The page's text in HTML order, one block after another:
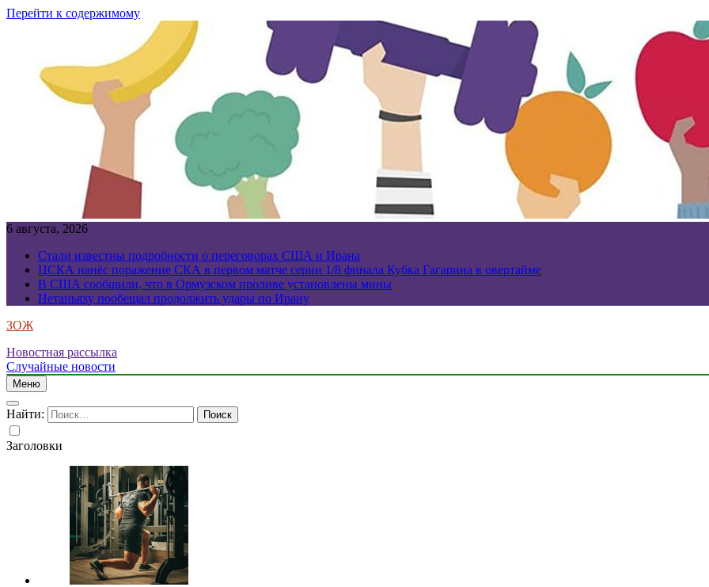
Перейти к содержимому
6 августа, 2026
Стали известны подробности о переговорах США и Ирана
ЦСКА нанёс поражение СКА в первом матче серии 1/8 финала Кубка Гагарина в овертайме
В США сообщили, что в Ормузском проливе установлены мины
Нетаньяху пообещал продолжить удары по Ирану
ЗОЖ
Новостная рассылка
Случайные новости
Меню
Найти:
Заголовки